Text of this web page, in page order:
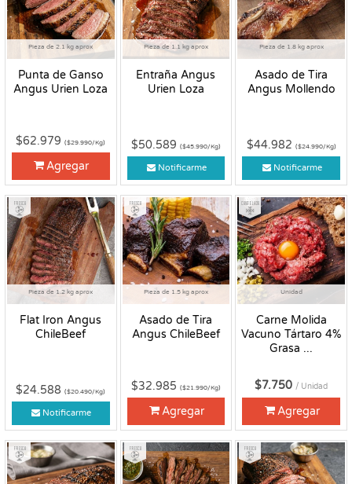
Pieza de 2.1 kg aprox
Punta de Ganso
Angus Urien Loza
$62.979($29.990/Kg)
Agregar
Pieza de 1.1 kg aprox
Entraña Angus
Urien Loza
$50.589 ($45.990/Kg)
Notificarme
Pieza de 1.8 kg aprox
Asado de Tira
Angus Mollendo
$44.982 ($24.990/Kg)
Notificarme
Pieza de 1.2 kg aprox
Flat Iron Angus
ChileBeef
Fresco
$24.588($20.490/Kg)
Notificarme
Pieza de 1.5 kg aprox
Asado de Tira
Angus ChileBeef
Fresco
$32.985 ($21.990/Kg)
Agregar
Unidad
Carne Molida
Vacuno Tártaro 4%
Grasa ...
Congelado
$7.750 / Unidad
Agregar
Fresco Fresco Fresco